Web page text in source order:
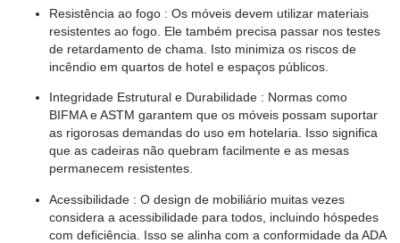
Resistência ao fogo : Os móveis devem utilizar materiais
resistentes ao fogo. Ele também precisa passar nos testes
de retardamento de chama. Isto minimiza os riscos de
incêndio em quartos de hotel e espaços públicos.
Integridade Estrutural e Durabilidade : Normas como
BIFMA e ASTM garantem que os móveis possam suportar
as rigorosas demandas do uso em hotelaria. Isso significa
que as cadeiras não quebram facilmente e as mesas
permanecem resistentes.
Acessibilidade : O design de mobiliário muitas vezes
considera a acessibilidade para todos, incluindo hóspedes
com deficiência. Isso se alinha com a conformidade da ADA